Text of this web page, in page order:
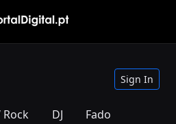
Sign In
Rock DJ
Fado